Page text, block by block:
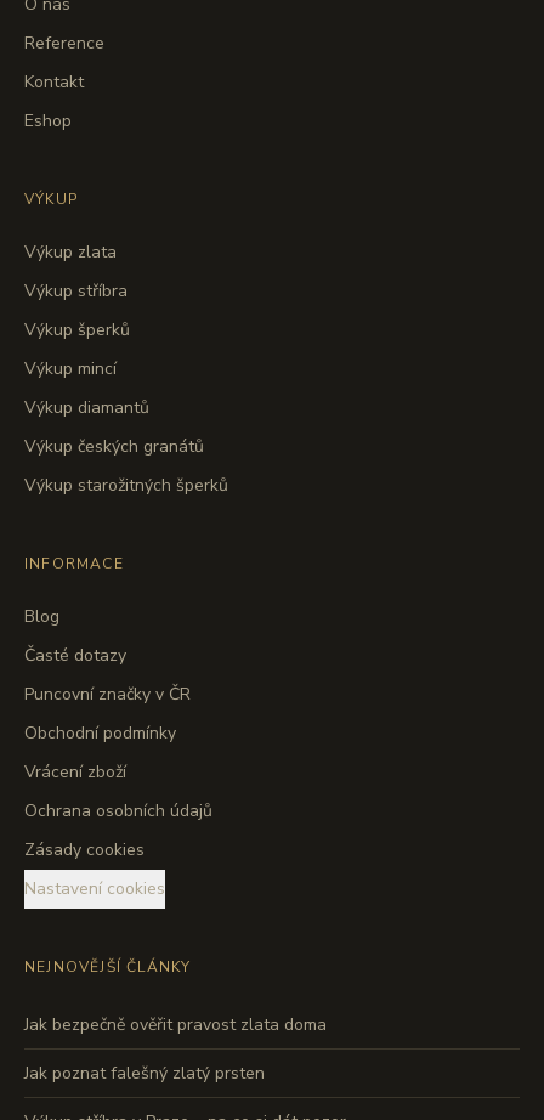
Reference
Kontakt
Eshop
VÝKUP
Výkup zlata
Výkup stříbra
Výkup šperků
Výkup mincí
Výkup diamantů
Výkup českých granátů
Výkup starožitných šperků
INFORMACE
Blog
Časté dotazy
Puncovní značky v ČR
Obchodní podmínky
Vrácení zboží
Ochrana osobních údajů
Zásady cookies
Nastavení cookies
NEJNOVĚJŠÍ ČLÁNKY
Jak bezpečně ověřit pravost zlata doma
Jak poznat falešný zlatý prsten